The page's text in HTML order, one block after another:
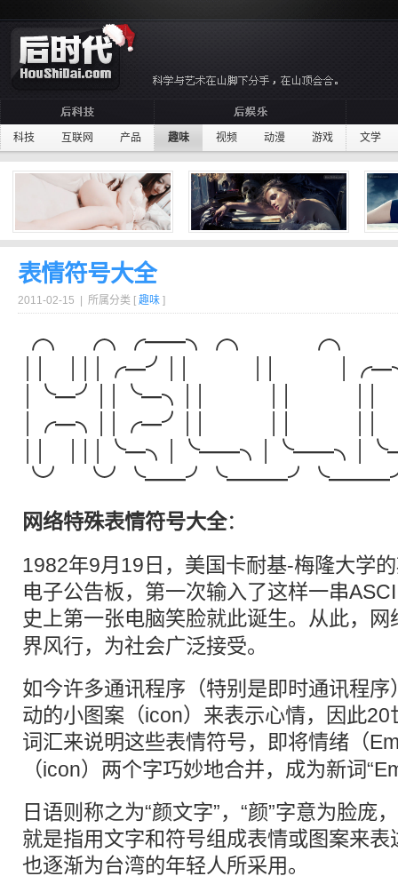
科技 互联网 产品 趣味 视频 动漫 游戏 文学
表情符号大全
2011-02-15 | 所属分类 [ 趣味 ]
╭╮ ╭╮╭——╮╭╮ ╭╮
││ │││╭—╯││ ││
│╰—╯││╰—╮││ ││ ││
│╭—╮││╭—╯││ ││ ││
││
╰╯
网络特殊表情符号大全：
1982年9月19日，美国卡耐基-梅隆大学
电子公告板，第一次输入了这样一串
史上第一张电脑笑脸就此诞生。从此，网
界风行，为社会广泛接受。
如今许多通讯程序（特别是即时通讯程
动的小图案（icon）来表示心情，因此
词汇来说明这些表情符号，即将情绪（
（icon）两个字巧妙地合并，成为新
日语则称之为“颜文字”，“颜”字意为脸庞
就是指用文字和符号组成表情或图案来
也逐渐为台湾的年轻人所采用。